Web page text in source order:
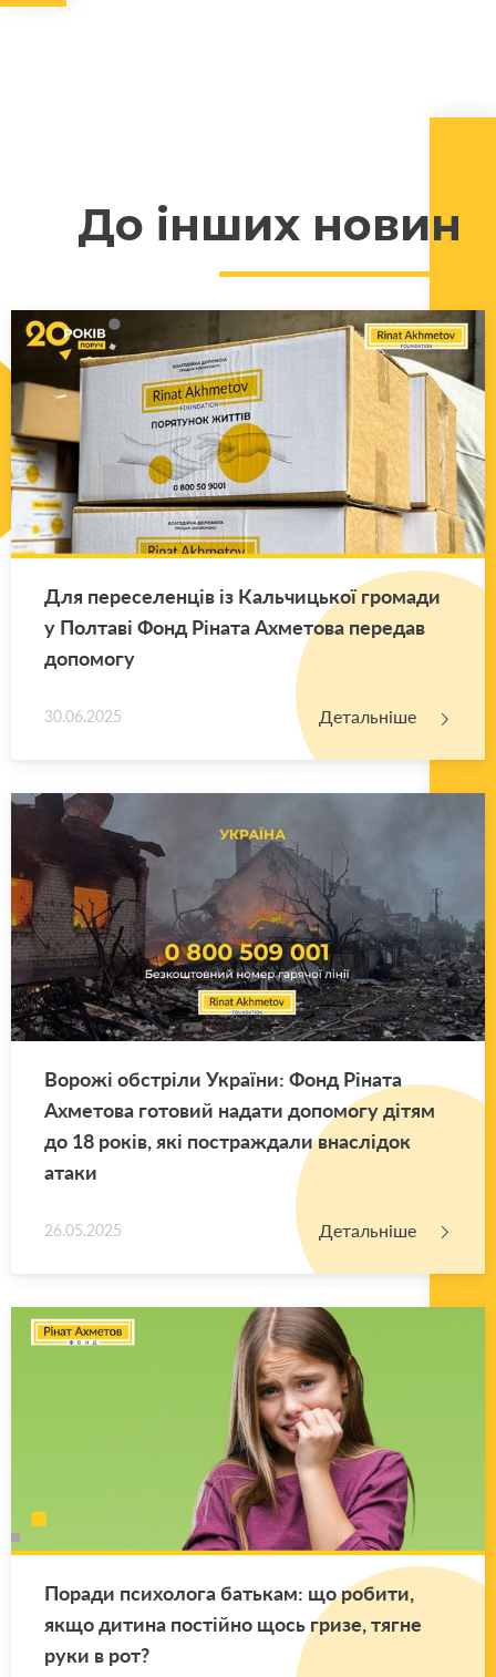
До інших новин
Для пе­ре­се­лен­ців із Каль­чи­цької гро­ма­ди
у Пол­та­ві Фонд Рі­на­та Ахме­то­ва пе­ре­дав
до­по­мо­гу
30.06.2025 Детальніше
Во­ро­жі об­стрі­ли Укра­ї­ни: Фонд Рі­на­та
Ахме­то­ва го­то­вий на­да­ти до­по­мо­гу дітям
до 18 років, які по­стра­жда­ли вна­слі­док
атаки
26.05.2025 Детальніше
По­ра­ди пси­хо­ло­га ба­тькам: що ро­би­ти,
якщо ди­ти­на по­стій­но щось гризе, тягне
руки в рот?